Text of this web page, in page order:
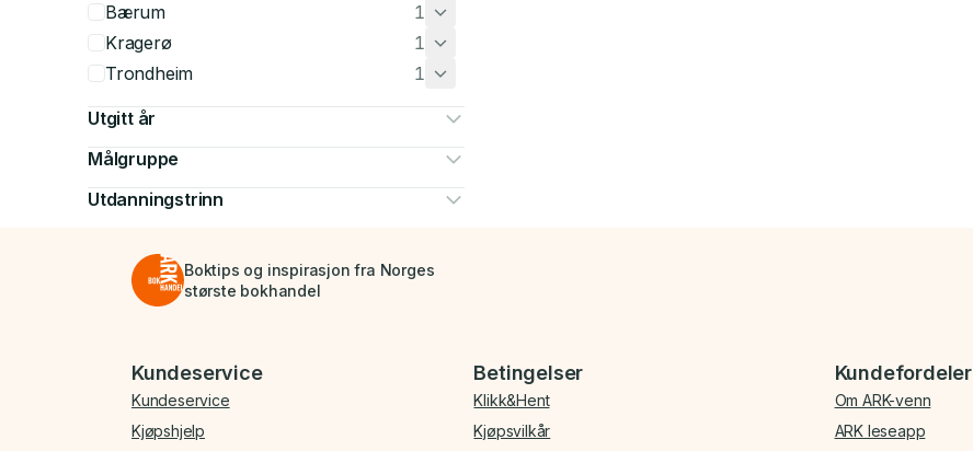
Bærum
1
Kragerø
1
Trondheim
1
Utgitt år
Målgruppe
Utdanningstrinn
Boktips og inspirasjon fra Norges
største bokhandel
Bunnmeny
Kundeservice
Kundeservice
Kjøpshjelp
Betingelser
Klikk&Hent
Kjøpsvilkår
Kundefordeler
Om ARK-venn
ARK leseapp